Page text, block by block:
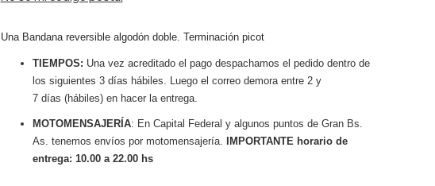
Una Bandana reversible algodón doble. Terminación picot
TIEMPOS: Una vez acreditado el pago despachamos el pedido dentro de
los siguientes 3 días hábiles. Luego el correo demora entre 2 y
7 días (hábiles) en hacer la entrega.
MOTOMENSAJERÍA: En Capital Federal y algunos puntos de Gran Bs.
As. tenemos envíos por motomensajería.
IMPORTANTE horario de
entrega: 10.00 a 22.00 hs